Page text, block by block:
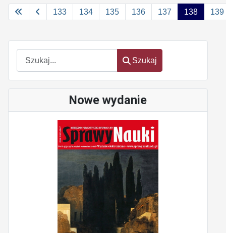
Szukaj
Szukaj
Nowe wydanie
133 134 135 136 137 138 139